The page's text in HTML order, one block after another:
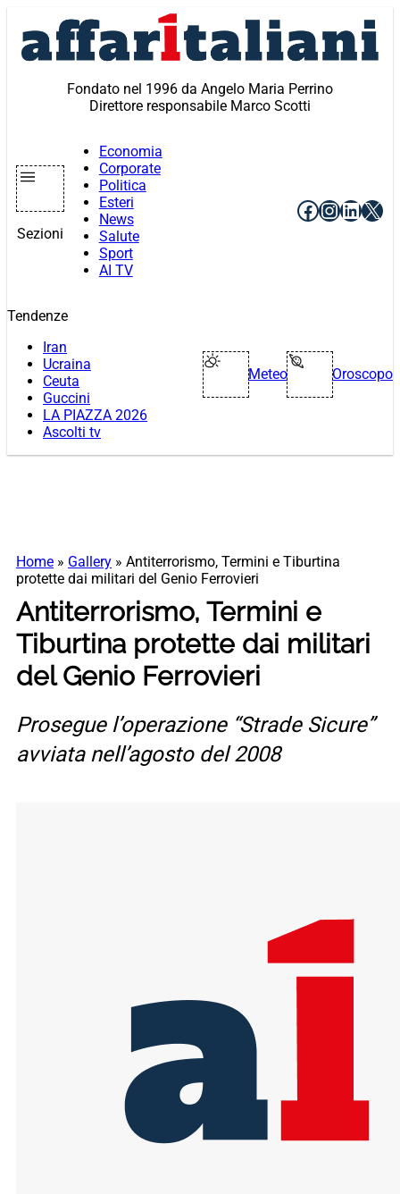
contenuto
Fondato nel 1996 da Angelo Maria Perrino
Direttore responsabile Marco Scotti
Sezioni
Economia
Corporate
Politica
Esteri
News
Salute
Sport
AI TV
Facebook
X
Tendenze
Iran
Ucraina
Ceuta
Guccini
LA PIAZZA 2026
Ascolti tv
Meteo Oroscopo
Home » Gallery » Antiterrorismo, Termini e Tiburtina
protette dai militari del Genio Ferrovieri
Antiterrorismo, Termini e
Tiburtina protette dai militari
del Genio Ferrovieri
Prosegue l’operazione “Strade Sicure”
avviata nell’agosto del 2008